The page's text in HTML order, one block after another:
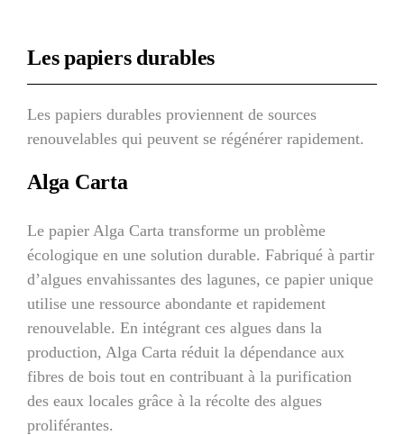
Les papiers durables
Les papiers durables proviennent de sources
renouvelables qui peuvent se régénérer rapidement.
Alga Carta
Le papier Alga Carta transforme un problème
écologique en une solution durable. Fabriqué à partir
d’algues envahissantes des lagunes, ce papier unique
utilise une ressource abondante et rapidement
renouvelable. En intégrant ces algues dans la
production, Alga Carta réduit la dépendance aux
fibres de bois tout en contribuant à la purification
des eaux locales grâce à la récolte des algues
proliférantes.